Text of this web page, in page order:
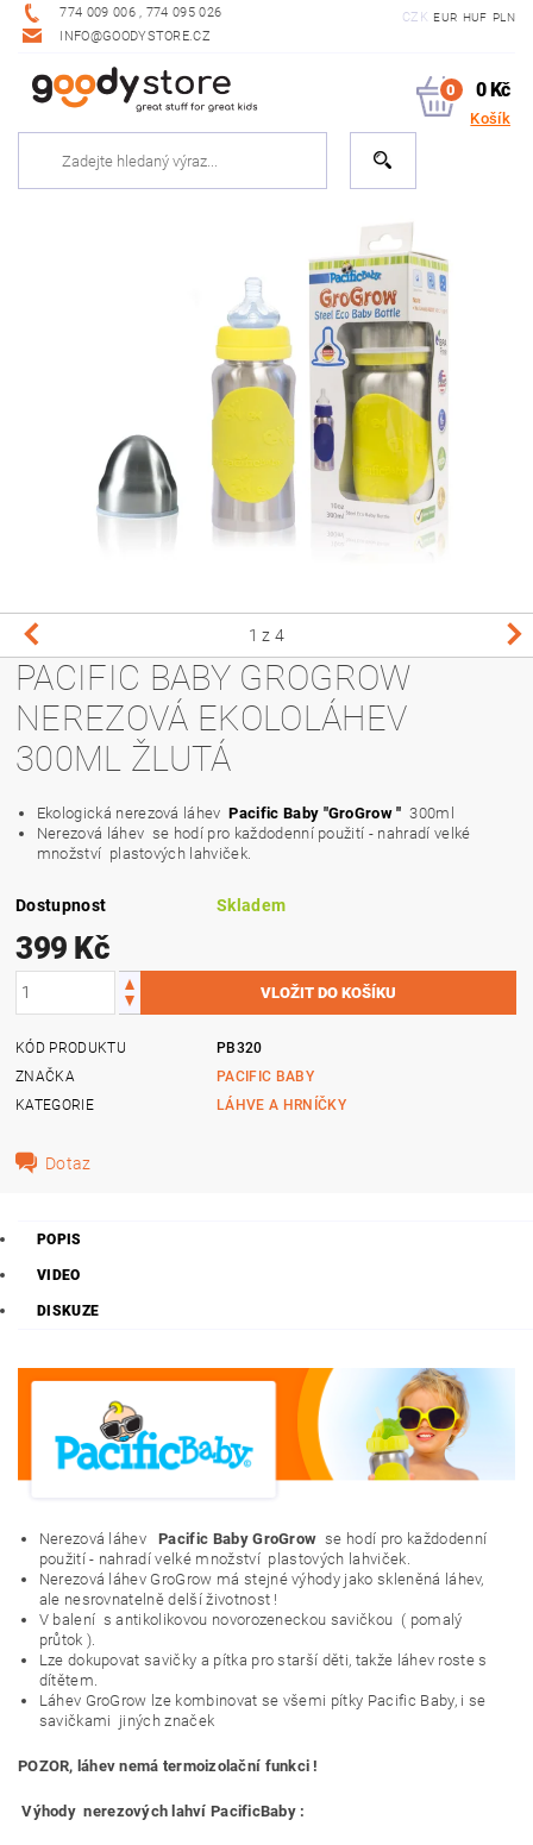
774 009 006 , 774 095 026
INFO@GOODYSTORE.CZ
CZK EUR HUF PLN
0 0 Kč
Košík
1 z 4
PACIFIC BABY GROGROW
NEREZOVÁ EKOLOLÁHEV
300ML ŽLUTÁ
Ekologická nerezová láhevPacific Baby "GroGrow " 300ml
Nerezová láhev se hodí pro každodenní použití - nahradí velké
množství plastových lahviček.
Dostupnost Skladem
399 Kč
KÓD PRODUKTU
PB320
ZNAČKA
PACIFIC BABY
KATEGORIE
LÁHVE A HRNÍČKY
Dotaz
POPIS
VIDEO
DISKUZE
Nerezová láhev Pacific BabyGroGrow se hodí pro každodenní
použití - nahradí velké množství plastových lahviček.
Nerezová láhev GroGrow má stejné výhody jako skleněná láhev,
ale nesrovnatelně delší životnost !
V balení s antikolikovou novorozeneckou savičkou ( pomalý
průtok ).
Lze dokupovat savičky a pítka pro starší děti, takže láhev roste s
dítětem.
Láhev GroGrow lze kombinovat se všemi pítky Pacific Baby, i se
savičkami jiných značek
POZOR, láhev nemá termoizolační funkci !
Výhody nerezových lahví PacificBaby :